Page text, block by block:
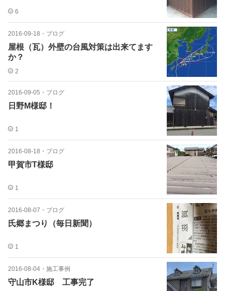
6
2016-09-18 ・ ブログ
屋根（瓦）外壁の台風対策は出来てます
か？
2
2016-09-05 ・ ブログ
日野M様邸！
1
2016-08-18 ・ ブログ
甲賀市T様邸
1
2016-08-07 ・ ブログ
氏郷まつり（毎日新聞）
1
2016-08-04 ・ 施工事例
守山市K様邸 工事完了